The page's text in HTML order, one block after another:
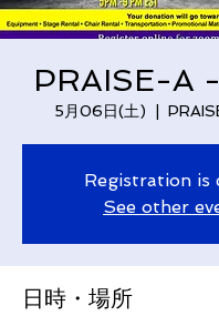
PRAISE-A
5月06日(土)
Registration is
See other
日時・場所